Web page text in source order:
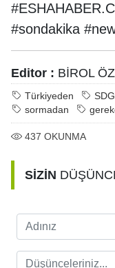
#sondakika
Editor : BİROL ÖZ
Türkiyeden
sormadan
437 OKUNMA
SİZİN